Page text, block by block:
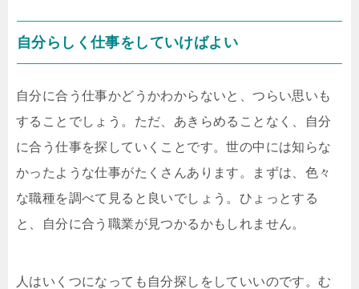
自分らしく仕事をしていけばよい
自分に合う仕事かどうかわからないと、つらい思いも
することでしょう。ただ、あきらめることなく、自分
に合う仕事を探していくことです。世の中には知らな
かったような仕事がたくさんあります。まずは、色々
な職種を調べて見ると良いでしょう。ひょっとする
と、自分に合う職業が見つかるかもしれません。
人はいくつになっても自分探しをしていいのです。む